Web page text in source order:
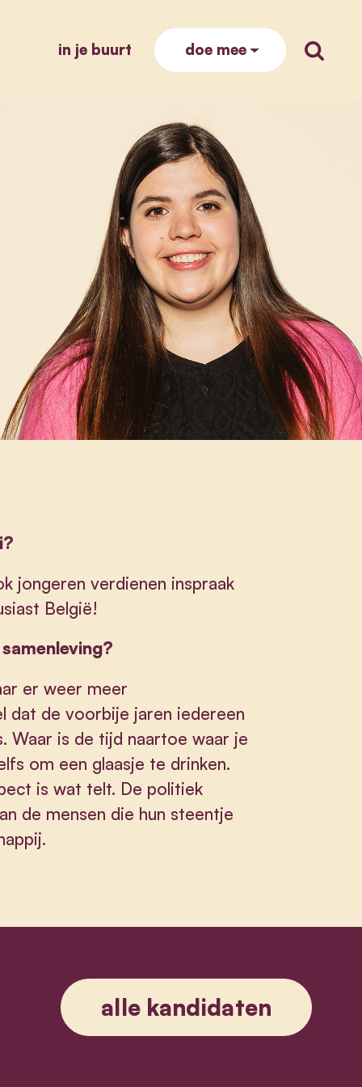
in je buurt doe mee zoek
jongeren verdienen inspraak
België!
er weer meer
dat de voorbije jaren iedereen
Waar is de tijd naartoe waar je
om een glaasje te drinken.
is wat telt. De politiek
de mensen die hun steentje
alle kandidaten